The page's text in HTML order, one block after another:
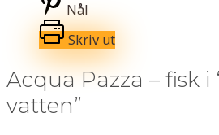
Nål
Skriv ut
Acqua Pazza – fisk i
vatten”